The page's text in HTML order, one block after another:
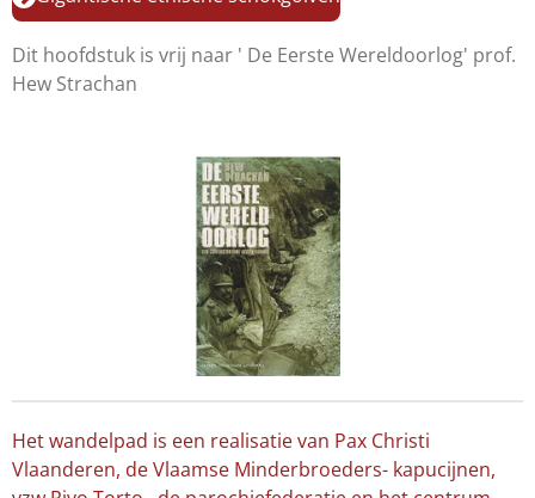
Dit hoofdstuk is vrij naar ' De Eerste Wereldoorlog' prof.
Hew Strachan
Het wandelpad is een realisatie van Pax Christi
Vlaanderen, de Vlaamse Minderbroeders- kapucijnen,